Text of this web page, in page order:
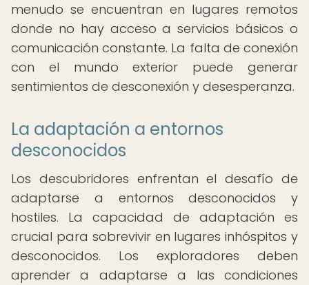
menudo se encuentran en lugares remotos
donde no hay acceso a servicios básicos o
comunicación constante. La falta de conexión
con el mundo exterior puede generar
sentimientos de desconexión y desesperanza.
La adaptación a entornos
desconocidos
Los descubridores enfrentan el desafío de
adaptarse a entornos desconocidos y
hostiles. La capacidad de adaptación es
crucial para sobrevivir en lugares inhóspitos y
desconocidos. Los exploradores deben
aprender a adaptarse a las condiciones